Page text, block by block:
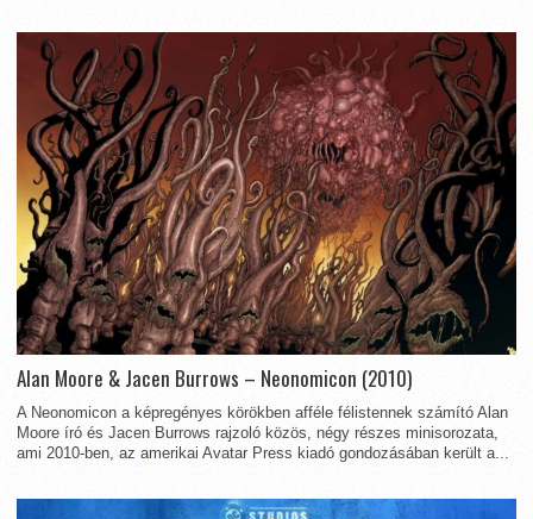
Alan Moore & Jacen Burrows – Neonomicon (2010)
A Neonomicon a képregényes körökben afféle félistennek számító Alan
Moore író és Jacen Burrows rajzoló közös, négy részes minisorozata,
ami 2010-ben, az amerikai Avatar Press kiadó gondozásában került a...